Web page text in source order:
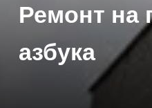
Ремонт на
азбука